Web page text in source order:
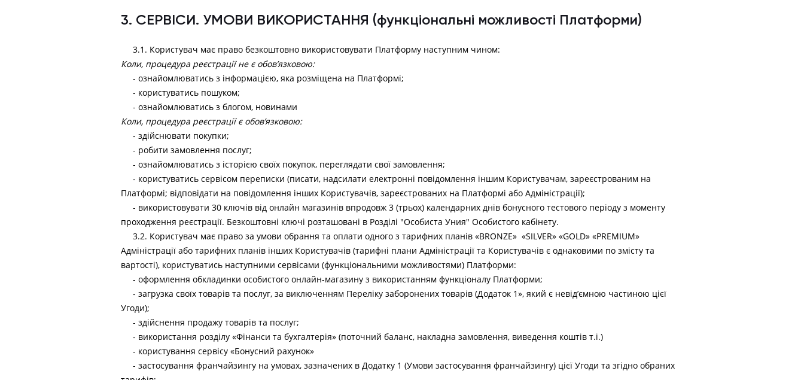
3. СЕРВІСИ. УМОВИ ВИКОРИСТАННЯ (функціональні можливості Платформи)
3.1. Користувач має право безкоштовно використовувати Платформу наступним чином:
Коли, процедура реєстрації не є обов’язковою:
- ознайомлюватись з інформацією, яка розміщена на Платформі;
- користуватись пошуком;
- ознайомлюватись з блогом, новинами
Коли, процедура реєстрації є обов’язковою:
- здійснювати покупки;
- робити замовлення послуг;
- ознайомлюватись з історією своїх покупок, переглядати свої замовлення;
- користуватись сервісом переписки (писати, надсилати електронні повідомлення іншим Користувачам, зареєстрованим на
Платформі; відповідати на повідомлення інших Користувачів, зареєстрованих на Платформі або Адміністрації);
- використовувати 30 ключів від онлайн магазинів впродовж 3 (трьох) календарних днів бонусного тестового періоду з моменту
проходження реєстрації. Безкоштовні ключі розташовані в Розділі "Особиста Уния" Особистого кабінету.
3.2. Користувач має право за умови обрання та оплати одного з тарифних планів «BRONZE» «SILVER» «GOLD» «PREMIUM»
Адміністрації або тарифних планів інших Користувачів (тарифні плани Адміністрації та Користувачів є однаковими по змісту та
вартості), користуватись наступними сервісами (функціональними можливостями) Платформи:
- оформлення обкладинки особистого онлайн-магазину з використанням функціоналу Платформи;
- загрузка своїх товарів та послуг, за виключенням Переліку заборонених товарів (Додаток 1», який є невід’ємною частиною цієї
Угоди);
- здійснення продажу товарів та послуг;
- використання розділу «Фінанси та бухгалтерія» (поточний баланс, накладна замовлення, виведення коштів т.i.)
- користування сервісу «Бонусний рахунок»
- застосування франчайзингу на умовах, зазначених в Додатку 1 (Умови застосування франчайзингу) цієї Угоди та згідно обраних